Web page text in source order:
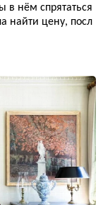
в нём спрятаться
найти цену, посл